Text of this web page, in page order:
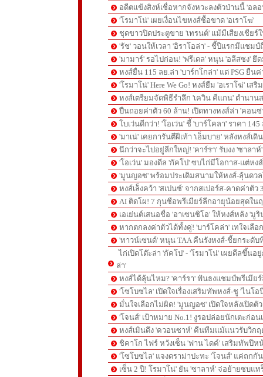
อดีตแข้งสิงห์เชื่อหากจังหวะลงตัวป่านนี้ 'อล
'โรมาโน่' เผยเงื่อนไขหงส์ซื้อขาด 'อเราโฆ่'
ชุดขาวปิดประตูขาย 'เทรนต์' แม้มีเสียงเชียร์
'รัช' วอนให้เวลา 'อิราโอล่า' - ชี้ปีแรกมีแชมป์
'มามาร์' รอไปก่อน! 'ฟรีเดล' หนุน 'อลีสซง' ยึ
หงส์ยื่น 115 ลย.ล่า 'บาร์กโกล่า' แต่ PSG ยืนค่
'โรมาโน่' Here We Go! หงส์ยืม 'อเราโฆ่' เสริ
หงส์เตรียมจัดพิธีรำลึก 'เควิน คีแกน' ตำนาน
ปืนถอยค่าตัว 60 ล้าน! เปิดทางหงส์ล่า 'คอนซ่
โบเว่นดีกว่า! 'โอเว่น' ชี้ 'บาร์โคลา' ราคา
'มาเน่' เคยการันตีฝีเท้า 'เอ็มบาย' หลังหงส์เดิ
นึกว่าจะไปอยู่ลีกใหญ่! 'คาร์รา' รับงง 'ซาลา
'โอเว่น' มองดีล 'กัคโป' ซบไก่มีโอกาส-แต่ห
'มูนญอซ' พร้อมประเดิมสนามให้หงส์-ลุ้นดว
หงส์เล็งคว้า 'สเปนซ์' จากสเปอร์ส-คาดค่าตัว
AI ติดโผ! 7 กุนซือพรีเมียร์ลีกอายุน้อยสุดใน
เอเย่นต์เสนอชื่อ 'อาเซนซิโอ' ให้หงส์หลัง 'มู
หากตกลงค่าตัวได้ทั้งคู่! 'บาร์โคล่า' เทใจเลือ
'ทาวน์เซนด์' หนุน TAA คืนรังหงส์-ชี้ยกระดั
ไก่เปิดโต๊ะล่า 'กัคโป' - 'โรมาโน่' เผยดีลขึ้นอ
ล่า'
หงส์ได้ลุ้นไหม? 'คาร์รา' ฟันธงแชมป์พรีเมีย
'โซโบซไล' เปิดใจเรื่องเสริมทัพหงส์-ชู 'ไนโ
มั่นใจเลือกไม่ผิด! 'มูนญอซ' เปิดใจหลังเปิดตั
'โจนส์' เป้าหมาย No.1! งูรอปล่อยนักเตะก่อ
หงส์เมินดึง 'ควอนซาห์' คืนทีมแม้แนวรับวิก
ชิคาโก ไฟร์ หวังเซ็น 'ฟาน ไดค์' เสริมทัพปีห
'โซโบซไล' แจงดราม่าปะทะ 'โจนส์' แค่ถกกั
เซ็น 2 ปี! โรมาโน่' ยัน 'ซาลาห์' จ่อย้ายซบแ